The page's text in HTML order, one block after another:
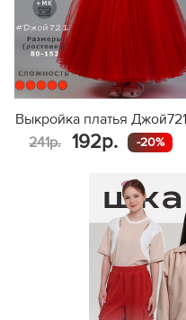
Выкройка платья Джой721
241р.
192р. -20%